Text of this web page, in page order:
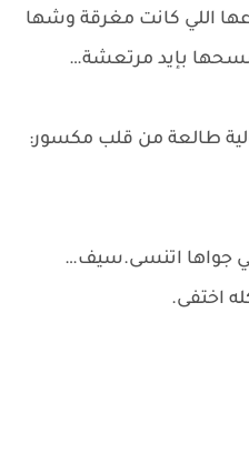
اللي كانت مغرقة وشها
بإيد مرتعشة…
طالعة من قلب مكسور:
جواها اتنسى.سيف…
اختفى.